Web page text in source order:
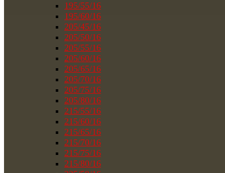
195/55/16
195/60/16
205/45/16
205/50/16
205/55/16
205/60/16
205/65/16
205/70/16
205/75/16
205/80/16
215/55/16
215/60/16
215/65/16
215/70/16
215/75/16
215/80/16